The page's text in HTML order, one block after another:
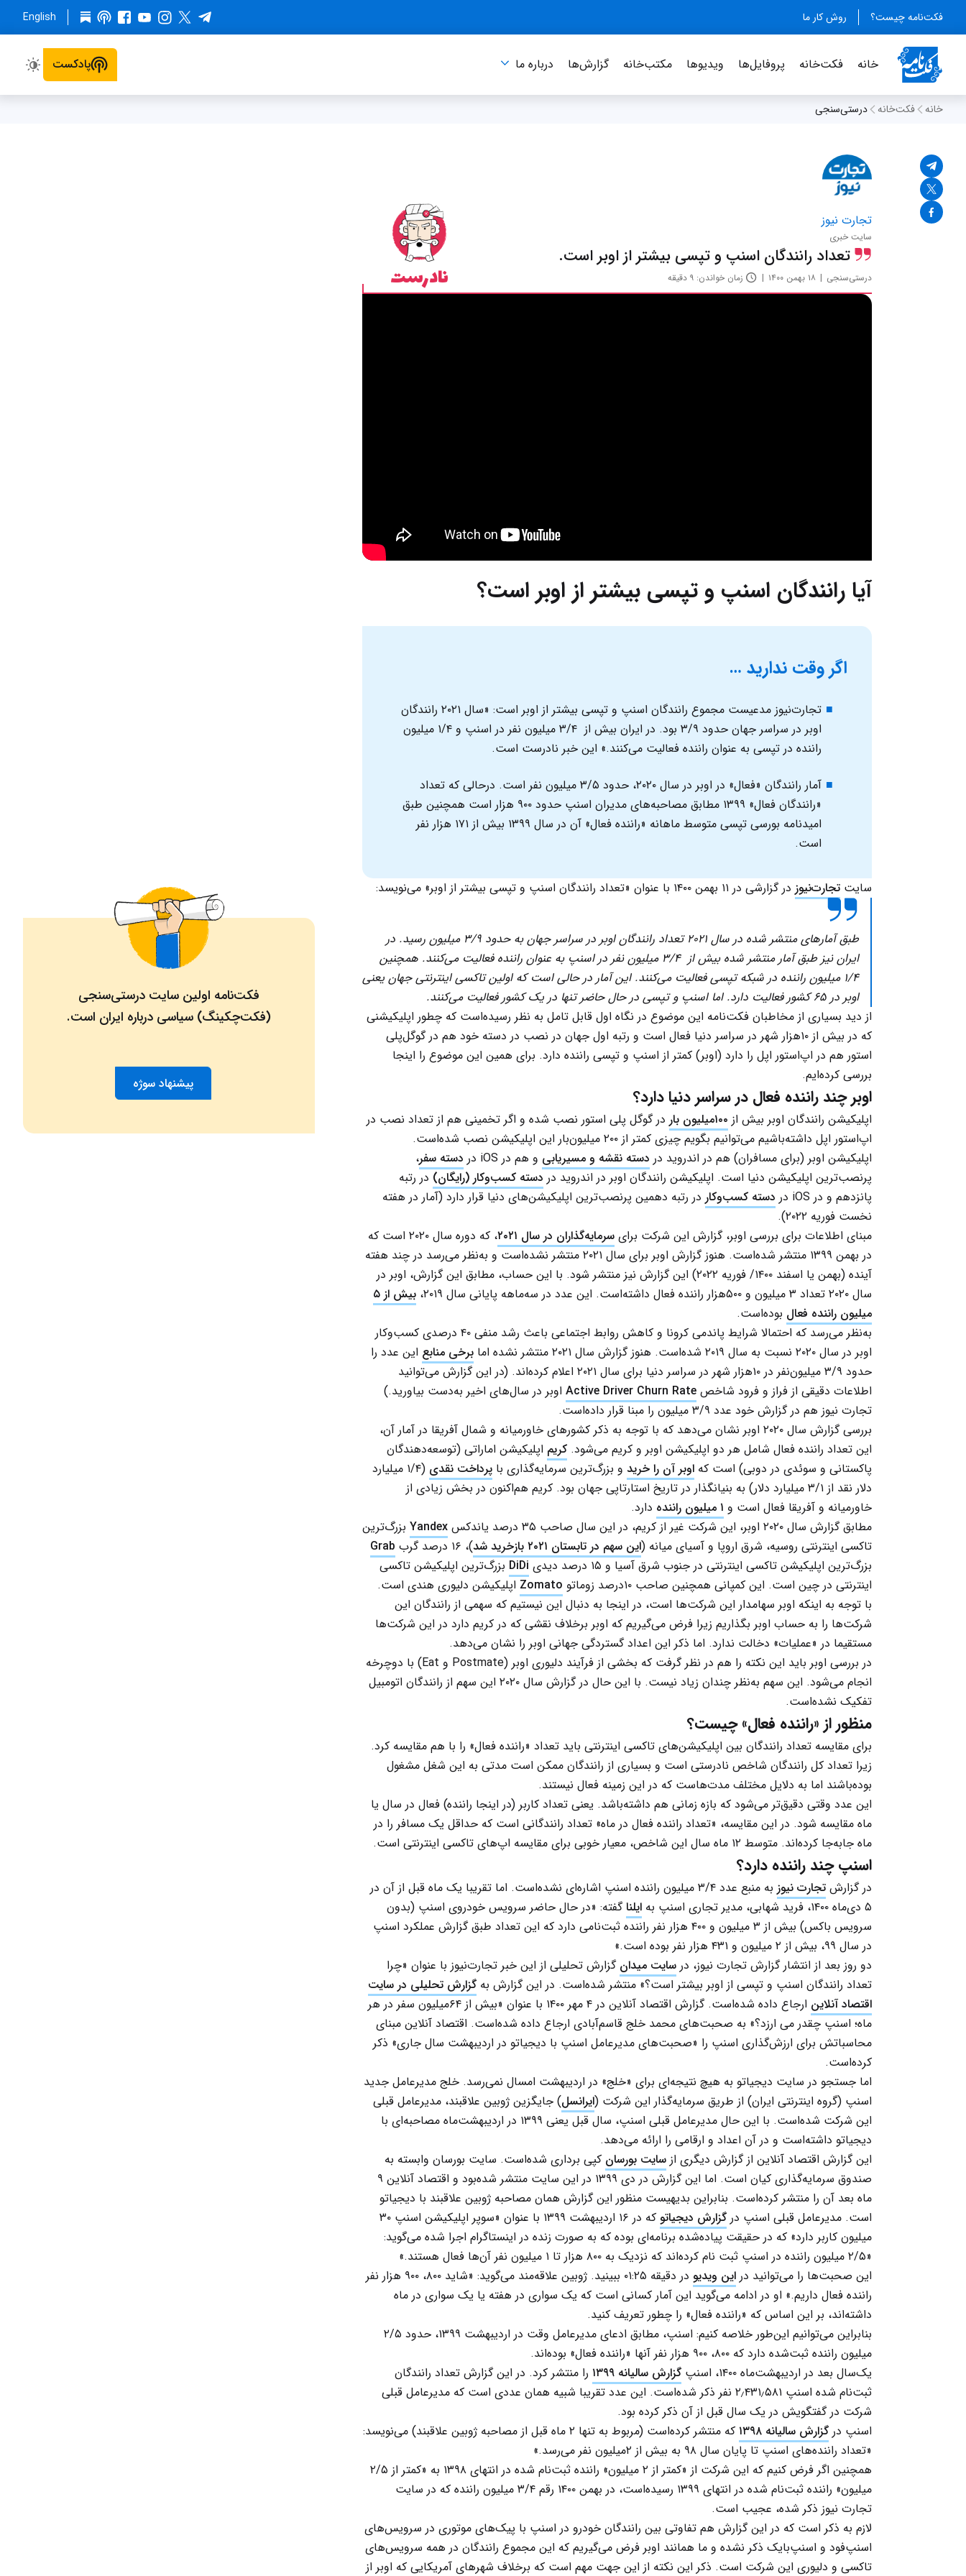
فکت‌نامه چیست؟ روش کار ما English
خانه فکت‌خانه پروفایل‌ها ویدیو‌ها مکتب‌خانه گزارش‌ها درباره‌ ما پادکست
خانه فکت‌خانه درستی‌سنجی
تجارت نیوز
سایت خبری
تعداد رانندگان اسنپ و تپسی بیشتر از اوبر است.
درستی‌سنجی ۱۸ بهمن ۱۴۰۰ زمان خواندن: ۹ دقیقه نادرست
آیا رانندگان اسنپ و تپسی بیشتر از اوبر است؟
اگر وقت ندارید …
تجارت‌نیوز مدعیست مجموع رانندگان اسنپ و تپسی بیشتر از اوبر است: «سال ۲۰۲۱ رانندگان
اوبر در سراسر جهان حدود ۳/۹ بود. در ایران بیش از ۳/۴ میلیون نفر در اسنپ و ۱/۴ میلیون
راننده در تپسی به عنوان راننده فعالیت می‌کنند.» این خبر نادرست است.
آمار رانندگان «فعال» در اوبر در سال ۲۰۲۰، حدود ۳/۵ میلیون نفر است. درحالی که تعداد
«رانندگان فعال» ۱۳۹۹ مطابق مصاحبه‌های مدیران اسنپ حدود ۹۰۰ هزار است همچنین طبق
امیدنامه بورسی تپسی متوسط ماهانه «راننده فعال» آن در سال ۱۳۹۹ بیش از ۱۷۱ هزار نفر
است.
سایتتجارت‌نیوز در گزارشی در ۱۱ بهمن ۱۴۰۰ با عنوان «تعداد رانندگان اسنپ و تپسی بیشتر از اوبر» می‌نویسد:
طبق آمارهای منتشر شده در سال ۲۰۲۱ تعداد رانندگان اوبر در سراسر جهان به حدود ۳/۹ میلیون رسید. در
ایران نیز طبق آمار منتشر شده بیش از ۳/۴ میلیون نفر در اسنپ به عنوان راننده فعالیت می‌کنند. همچنین
۱/۴ میلیون راننده در شبکه تپسی فعالیت می‌کنند. این آمار در حالی است که اولین تاکسی اینترنتی جهان یعنی
اوبر در ۶۵ کشور فعالیت دارد. اما اسنپ و تپسی در حال حاضر تنها در یک کشور فعالیت می‌کنند.
از دید بسیاری از مخاطبان فکت‌نامه این موضوع در نگاه اول قابل تامل به نظر رسیده‌است که چطور اپلیکیشنی
که در بیش از ۱۰هزار شهر در سراسر دنیا فعال است و رتبه اول جهان در نصب در دسته خود هم در گوگل‌پلی
استور هم در اپ‌استور اپل را دارد (اوبر) کمتر از اسنپ و تپسی راننده دارد. برای همین این موضوع را اینجا
بررسی کرده‌ایم.
اوبر چند راننده فعال در سراسر دنیا دارد؟
اپلیکیشن رانندگان اوبر بیش از ۱۰۰میلیون بار
در گوگل پلی استور نصب شده و اگر تخمینی هم از تعداد نصب در
اپ‌استور اپل داشته‌باشیم می‌توانیم بگویم چیزی کمتر از ۲۰۰ میلیون‌بار این اپلیکیشن نصب شده‌است.
اپلیکیشن اوبر (برای مسافران) هم در اندروید در دسته نقشه و مسیریابی و هم در iOS در دسته سفر،
پرنصب‌‌ترین اپلیکیشن دنیا است. اپلیکیشن رانندگان اوبر در اندروید در دسته کسب‌وکار (رایگان) در رتبه
پانزدهم و در iOS در
دسته کسب‌وکار در رتبه دهمین پرنصب‌ترین اپلیکیشن‌های دنیا قرار دارد (آمار در هفته
نخست فوریه ۲۰۲۲).
مبنای اطلاعات برای بررسی اوبر، گزارش این شرکت برایسرمایه‌گذاران در سال ۲۰۲۱
، که دوره سال ۲۰۲۰ است که
در بهمن ۱۳۹۹ منتشر شده‌است. هنوز گزارش اوبر برای سال ۲۰۲۱ منتشر نشده‌است و به‌نظر می‌رسد در چند هفته
آینده (بهمن یا اسفند ۱۴۰۰/ فوریه ۲۰۲۲) این گزارش نیز منتشر شود. با این حساب، مطابق این گزارش، اوبر در
سال ۲۰۲۰ تعداد ۳ میلیون و ۵۰۰هزار راننده فعال داشته‌است. این عدد در سه‌ماهه پایانی سال ۲۰۱۹،
بیش از ۵
میلیون راننده فعال بوده‌است.
به‌نظر می‌رسد که احتمالا شرایط پاندمی کرونا و کاهش روابط اجتماعی باعث رشد منفی ۴۰ درصدی کسب‌وکار
اوبر در سال ۲۰۲۰ نسبت به سال ۲۰۱۹ شده‌است. هنوز گزارش سال ۲۰۲۱ منتشر نشده اما
برخی منابع این عدد را
حدود ۳/۹ میلیون‌نفر در ۱۰هزار شهر در سراسر دنیا برای سال ۲۰۲۱ اعلام کرده‌اند. (در این گزارش می‌توانید
اطلاعات دقیقی از فراز و فرود شاخصActive Driver Churn Rate اوبر در سال‌های اخیر به‌دست بیاورید.)
تجارت نیوز هم در گزارش خود عدد ۳/۹ میلیون را مبنا قرار داده‌است.
بررسی گزارش سال ۲۰۲۰ اوبر نشان می‌دهد که با توجه به ذکر کشورهای خاورمیانه و شمال آفریقا در آمار آن،
این تعداد راننده فعال شامل هر دو اپلیکیشن اوبر و کریم می‌شود.کریم اپلیکیشن اماراتی (توسعه‌دهندگان
پاکستانی و سوئدی در دوبی) است کهاوبر آن را خرید و بزرگ‌ترین سرمایه‌گذاری باپرداخت نقدی
(۱/۴ میلیارد
دلار نقد از ۳/۱ میلیارد دلار) به بنیانگذار در تاریخ استارتاپی جهان بود. کریم هم‌اکنون در بخش زیادی از
خاورمیانه و آفریقا فعال است و ۱ میلیون راننده
دارد.
مطابق گزارش سال ۲۰۲۰ اوبر، این شرکت غیر از کریم، در این سال صاحب ۳۵ درصد یاندکس
Yandex بزرگ‌ترین
تاکسی اینترنتی روسیه، شرق اروپا و آسیای میانه (این سهم در تابستان ۲۰۲۱ بازخرید شد )، ۱۶ درصد گرب
Grab
بزرگ‌ترین اپلیکیشن تاکسی اینترنتی در جنوب شرق آسیا و ۱۵ درصد دیدی
DiDi بزرگ‌ترین اپلیکیشن تاکسی
اینترنتی در چین است. این کمپانی همچنین صاحب ۱۰درصد زوماتو
Zomato اپلیکیشن دلیوری هندی است.
با توجه به اینکه اوبر سهامدار این شرکت‌ها است، در اینجا به دنبال این نیستیم که سهمی از رانندگان این
شرکت‌ها را به حساب اوبر بگذاریم زیرا فرض می‌گیریم که اوبر برخلاف نقشی که در کریم دارد در این شرکت‌ها
مستقیما در «عملیات» دخالت ندارد. اما ذکر این اعداد گستردگی جهانی اوبر را نشان می‌دهد.
در بررسی اوبر باید این نکته را هم در نظر گرفت که بخشی از فرآیند دلیوری اوبر (Postmate و Eat) با دوچرخه
انجام می‌شود. این سهم به‌نظر چندان زیاد نیست. با این حال در گزارش سال ۲۰۲۰ این سهم از رانندگان اتومبیل
تفکیک نشده‌است.
منظور از «راننده فعال» چیست؟
برای مقایسه تعداد رانندگان بین اپلیکیشن‌های تاکسی اینترنتی باید تعداد «راننده فعال» را با هم مقایسه کرد.
زیرا تعداد کل رانندگان شاخص نادرستی است و بسیاری از رانندگان ممکن است مدتی به این شغل مشغول
بوده‌باشند اما به دلایل مختلف مدت‌هاست که در این زمینه فعال نیستند.
این عدد وقتی دقیق‌تر می‌شود که بازه زمانی هم داشته‌باشد. یعنی تعداد کاربر (در اینجا راننده) فعال در سال یا
ماه مقایسه شود. در این مقایسه، «تعداد راننده فعال در ماه» تعداد رانندگانی است که حداقل یک مسافر را در
ماه جابه‌جا کرده‌اند. متوسط ۱۲ ماه سال این شاخص، معیار خوبی برای مقایسه اپ‌های تاکسی اینترنتی است.
اسنپ چند راننده دارد؟
در گزارشتجارت نیوز
به منبع عدد ۳/۴ میلیون راننده اسنپ اشاره‌ای نشده‌است. اما تقریبا یک ماه قبل از آن در
۵ دی‌ماه ۱۴۰۰، فرید شهابی، مدير تجاری اسنپ به
ایلناگفته: «در حال حاضر سرویس خودروی اسنپ (بدون
سرویس باکس) بیش از ۳ میلیون و ۴۰۰ هزار نفر راننده ثبت‌‌نامی دارد که این تعداد طبق گزارش عملکرد اسنپ
در سال ۹۹، بیش از ۲ میلیون و ۴۳۱ هزار نفر بوده است.»
دو روز بعد از انتشار گزارش تجارت نیوز، درسایت میدان گزارش تحلیلی از این خبر تجارت‌نیوز با عنوان «چرا
تعداد رانندگان اسنپ و تپسی از اوبر بیشتر است؟» منتشر شده‌است. در این گزارش بهگزارش تحلیلی در سایت
اقتصاد آنلاین
ارجاع داده شده‌است. گزارش اقتصاد آنلاین در ۴ مهر ۱۴۰۰ با عنوان «بیش از ۶۴میلیون سفر در هر
ماه؛ اسنپ چقدر می‌ ارزد؟» به صحبت‌های محمد خلج قاسم‌آبادی ارجاع داده شده‌است. اقتصاد آنلاین مبنای
محاسباتش برای ارزش‌گذاری اسنپ را «صحبت‌های مدیرعامل اسنپ با دیجیاتو در اردیبهشت سال جاری» ذکر
کرده‌است.
اما جستجو در سایت دیجیاتو به هیچ نتیجه‌ای برای «خلج» در اردیبهشت امسال نمی‌رسد. خلج مدیرعامل جدید
اسنپ (گروه اینترنتی ایران) از طریق سرمایه‌گذار این شرکت (ایرانسل) جایگزین ژوبین علاقبند، مدیرعامل قبلی
این شرکت شده‌است. با این حال مدیرعامل قبلی اسنپ، سال قبل یعنی ۱۳۹۹ در اردیبهشت‌ماه مصاحبه‌ای با
دیجیاتو داشته‌است و در آن اعداد و ارقامی را ارائه می‌دهد.
این گزارش اقتصاد آنلاین از گزارش دیگری ازسایت بورسان کپی برداری شده‌است. سایت بورسان وابسته به
صندوق سرمایه‌گذاری کیان است. اما این گزارش در دی ۱۳۹۹ در این سایت منتشر شده‌بود و اقتصاد آنلاین ۹
ماه بعد آن را منتشر کرده‌است. بنابراین بدیهیست منظور این گزارش همان مصاحبه ژوبین علاقبند با دیجیاتو
است. مدیرعامل قبلی اسنپ درگزارش دیجیاتو
که در ۱۶ اردیبهشت ۱۳۹۹ با عنوان «سوپر اپلیکیشن اسنپ ۳۰
میلیون کاربر دارد» که در حقیقت پیاده‌شده برنامه‌ای بوده که به صورت زنده در اینستاگرام اجرا شده می‌گوید:
«۲/۵ میلیون راننده در اسنپ ثبت نام کرده‌اند که نزدیک به ۸۰۰ هزار تا ۱ میلیون نفر آن‌ها فعال هستند.»
این صحبت‌ها را می‌توانید دراین ویدیو
در دقیقه ۰۱:۲۵ ببینید. ژوبین علاقه‌مند می‌گوید: «شاید ۸۰۰، ۹۰۰ هزار نفر
راننده فعال داریم.» او در ادامه می‌گوید این آمار کسانی است که یک سواری در هفته یا یک سواری در ماه
داشته‌اند، بر این اساس که «راننده فعال» را چطور تعریف کنید.
بنابراین می‌توانیم این‌طور خلاصه کنیم: اسنپ، مطابق ادعای مدیرعامل وقت در اردیبهشت ۱۳۹۹، حدود ۲/۵
میلیون راننده ثبت‌شده دارد که ۸۰۰، ۹۰۰ هزار نفر آنها «راننده فعال» بوده‌اند.
یک‌سال بعد در اردیبهشت‌ماه ۱۴۰۰، اسنپ
گزارش سالیانه ۱۳۹۹
را منتشر کرد. در این گزارش تعداد رانندگان
ثبت‌نام شده اسنپ ۲٫۴۳۱٫۵۸۱ نفر ذکر شده‌است. این عدد تقریبا شبیه همان عددی است که مدیرعامل قبلی
شرکت در گفتگویش در یک سال قبل از آن ذکر کرده بود.
اسنپ درگزارش سالیانه ۱۳۹۸
که منتشر کرده‌است (مربوط به تنها ۲ ماه قبل از مصاحبه ژوبین علاقبند) می‌نویسد:
«تعداد راننده‌های اسنپ تا پایان سال ۹۸ به بیش از ۲میلیون نفر می‌رسد.»
همچنین اگر فرض کنیم که این شرکت از «کمتر از ۲ میلیون» راننده ثبت‌نام شده در انتهای ۱۳۹۸ به «کمتر از ۲/۵
میلیون» راننده ثبت‌نام شده در انتهای ۱۳۹۹ رسیده‌است، در بهمن ۱۴۰۰ رقم ۳/۴ میلیون راننده که در سایت
تجارت نیوز ذکر شده، عجیب است.
لازم به ذکر است که در این گزارش هم تفاوتی بین رانندگان خودرو در اسنپ با پیک‌های موتوری در سرویس‌های
اسنپ‌فود و اسنپ‌بایک ذکر نشده و ما همانند اوبر فرض می‌گیریم که این مجموع رانندگان در همه سرویس‌های
تاکسی و دلیوری این شرکت است. ذکر این نکته از این جهت مهم است که برخلاف شهرهای آمریکایی که اوبر از
فکت‌نامه اولین سایت درستی‌سنجی
(فکت‌چکینگ) سیاسی درباره ایران است.
پیشنهاد سوژه